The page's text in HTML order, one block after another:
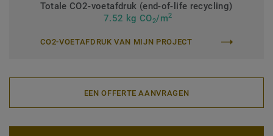
Totale CO2-voetafdruk (end-of-life recycling)
7.52 kg CO2/m2
CO2-VOETAFDRUK VAN MIJN PROJECT
EEN OFFERTE AANVRAGEN